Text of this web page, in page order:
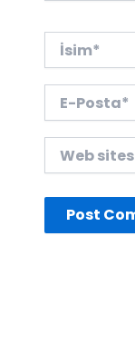
İsim*
Posta*
sitesi